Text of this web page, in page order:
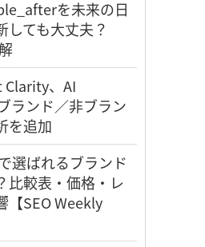
を未来の日
しても大丈夫？
、AI
ランド／非ブラン
を追加
選ばれるブランド
比較表・価格・レ
【SEO Weekly